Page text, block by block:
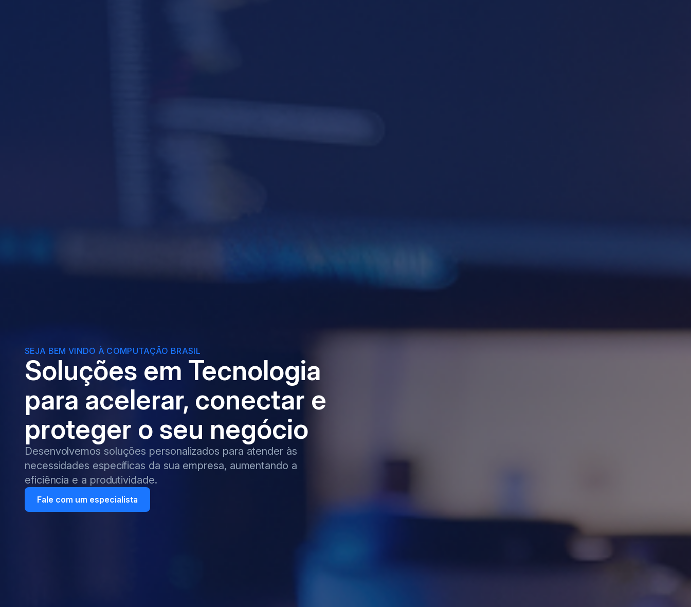
SEJA BEM VINDO À COMPUTAÇÃO BRASIL
Soluções em Tecnologia
para acelerar, conectar e
proteger o seu negócio
Desenvolvemos soluções personalizados para atender às
necessidades específicas da sua empresa, aumentando a
eficiência e a produtividade.
Fale com um especialista